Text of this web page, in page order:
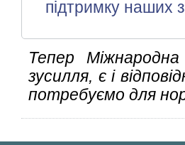
Тепер
зусилля, є і
потребуємо для